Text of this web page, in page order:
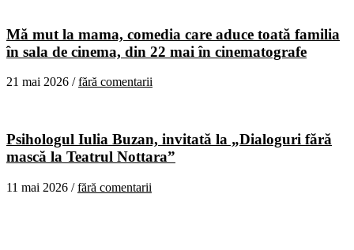
Mă mut la mama, comedia care aduce toată familia
în sala de cinema, din 22 mai în cinematografe
21 mai 2026 /fără comentarii
Psihologul Iulia Buzan, invitată la „Dialoguri fără
mască la Teatrul Nottara”
11 mai 2026 /fără comentarii